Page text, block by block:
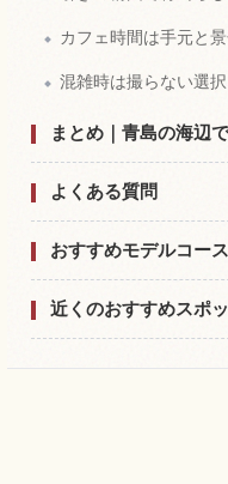
カフェ時間は手元と
混雑時は撮らない選
まとめ｜青島の海辺
よくある質問
おすすめモデルコー
近くのおすすめスポ